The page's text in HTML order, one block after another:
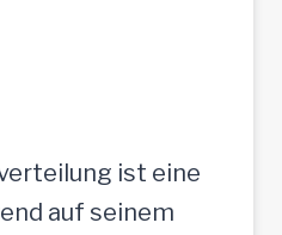
ist eine
auf seinem